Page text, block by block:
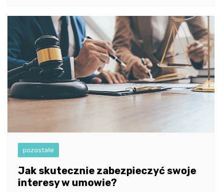
pozostałe
Jak skutecznie zabezpieczyć swoje
interesy w umowie?